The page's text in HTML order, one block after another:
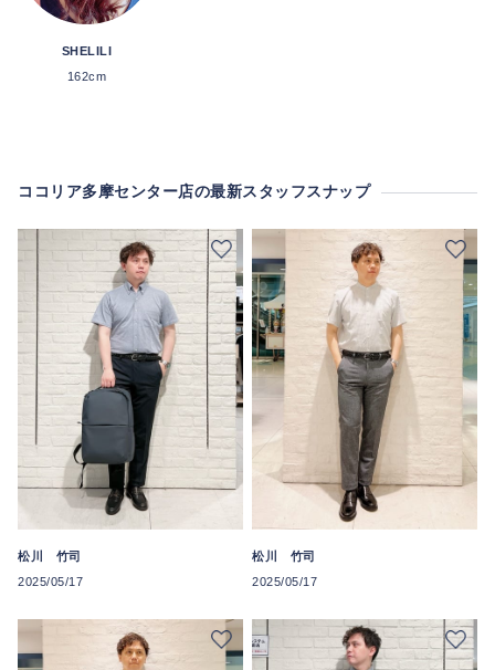
SHELILI
162cm
ココリア多摩センター店の最新スタッフスナップ
松川 竹司
2025/05/17
松川 竹司
2025/05/17